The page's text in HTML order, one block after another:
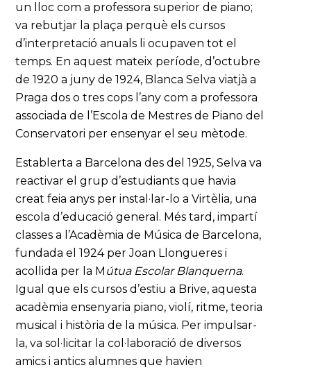
un lloc com a professora superior de piano;
va rebutjar la plaça perquè els cursos
d’interpretació anuals li ocupaven tot el
temps. En aquest mateix període, d’octubre
de 1920 a juny de 1924, Blanca Selva viatjà a
Praga dos o tres cops l’any com a professora
associada de l’Escola de Mestres de Piano del
Conservatori per ensenyar el seu mètode.
Establerta a Barcelona des del 1925, Selva va
reactivar el grup d’estudiants que havia
creat feia anys per instal·lar-lo a Virtèlia, una
escola d’educació general. Més tard, impartí
classes a l’Acadèmia de Música de Barcelona,
fundada el 1924 per Joan Llongueres i
acollida per la M útua Escolar Blanquerna.
Igual que els cursos d’estiu a Brive, aquesta
acadèmia ensenyaria piano, violí, ritme, teoria
musical i història de la música. Per impulsar-
la, va sol·licitar la col·laboració de diversos
amics i antics alumnes que havien